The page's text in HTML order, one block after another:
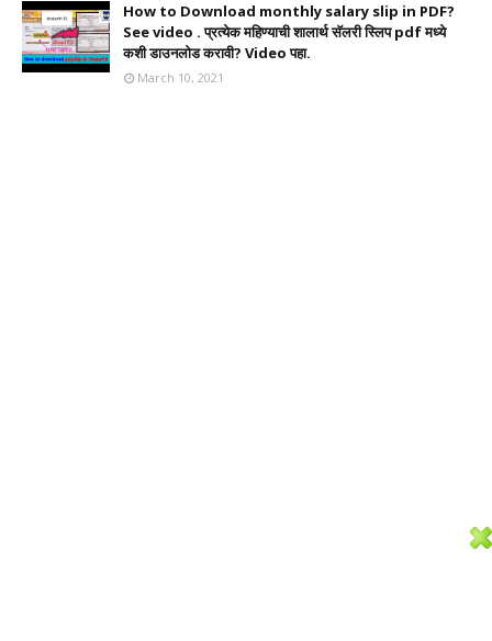
How to Download monthly salary slip in PDF?
See video . प्रत्येक महिण्याची शालार्थ सॅलरी स्लिप pdf मध्ये
कशी डाउनलोड करावी? Video पहा.
March 10, 2021